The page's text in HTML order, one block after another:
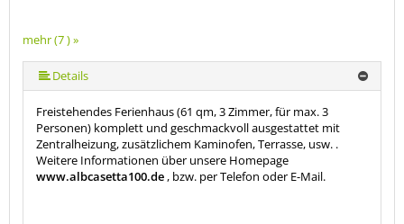
mehr (7 ) »
mehr (7 ) »
mehr (7 ) »
mehr (7 ) »
Details
Freistehendes Ferienhaus (61 qm, 3 Zimmer, für max. 3
Personen) komplett und geschmackvoll ausgestattet mit
Zentralheizung, zusätzlichem Kaminofen, Terrasse, usw. .
Weitere Informationen über unsere Homepage
www.albcasetta100.de, bzw. per Telefon oder E-Mail.